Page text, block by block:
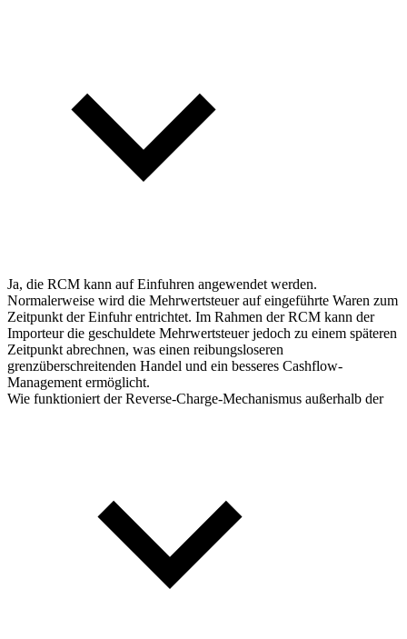
Ja, die RCM kann auf Einfuhren angewendet werden.
Normalerweise wird die Mehrwertsteuer auf eingeführte Waren zum
Zeitpunkt der Einfuhr entrichtet. Im Rahmen der RCM kann der
Importeur die geschuldete Mehrwertsteuer jedoch zu einem späteren
Zeitpunkt abrechnen, was einen reibungsloseren
grenzüberschreitenden Handel und ein besseres Cashflow-
Management ermöglicht.
Wie funktioniert der Reverse-Charge-Mechanismus außerhalb der